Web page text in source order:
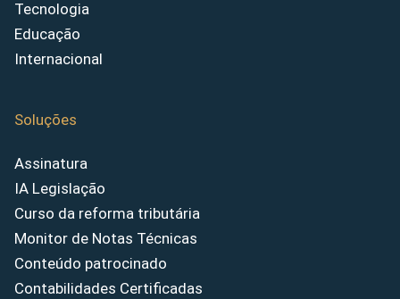
Tecnologia
Educação
Internacional
Soluções
Assinatura
IA Legislação
Curso da reforma tributária
Monitor de Notas Técnicas
Conteúdo patrocinado
Contabilidades Certificadas